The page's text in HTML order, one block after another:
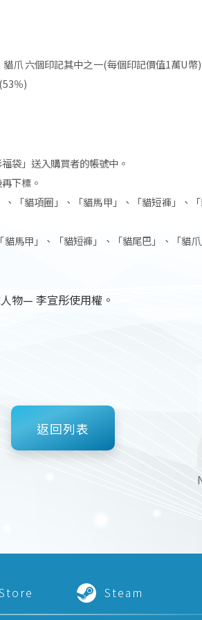
爪 六個印記其中之一(每個印記價值1萬U
％)
袋」送入購買者的帳號中。
下標。
「貓項圈」、「貓馬甲」、「貓短褲」、
馬甲」、「貓短褲」、「貓尾巴」、「貓
物— 李宣彤使用權。
返回列表
Steam